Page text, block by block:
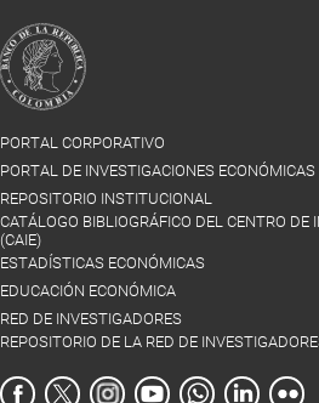
PORTAL CORPORATIVO
PORTAL DE INVESTIGACIONES ECONÓMICAS
REPOSITORIO INSTITUCIONAL
CATÁLOGO BIBLIOGRÁFICO DEL CENTRO DE
(CAIE)
ESTADÍSTICAS ECONÓMICAS
EDUCACIÓN ECONÓMICA
RED DE INVESTIGADORES
REPOSITORIO DE LA RED DE